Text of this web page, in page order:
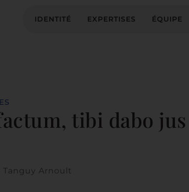
IDENTITÉ EXPERTISES ÉQUIPE
tibi dabo
Tanguy Arnoult